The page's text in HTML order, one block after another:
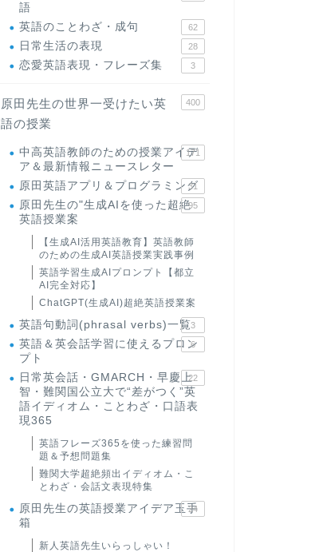
語
英語のことわざ・成句 62
日常生活の表現 28
恋愛英語表現・フレーズ集 3
原田先生の世界一受けたい英
語の授業
400
中高英語教師のための授業アイデ
ア＆最新情報ニュースレター
171
原田英語アプリ＆プログラミング
31
原田先生の"生成AIを使った超絶
英語授業案
95
【生成AI活用英語教育】英語教師
のための生成AI英語授業実践事例
英語学習生成AIプロンプト【都立
AI完全対応】
ChatGPT(生成AI)超絶英語授業案
英語句動詞(phrasal verbs)一覧3
英語＆英会話学習に使えるプロン
プト
6
日常英会話・GMARCH・早慶上
智・難関国公立大で“差がつく”英
語イディオム・ことわざ・口語表
現365
22
英語フレーズ365を使った練習問
題＆予想問題集
難関大学超絶頻出イディオム・こ
とわざ・会話文表現特集
原田先生の英語授業アイデア玉手
箱
24
新人英語先生いらっしゃい！